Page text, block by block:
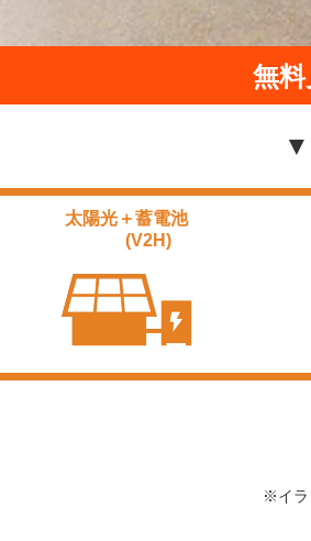
無
▼
太陽光＋蓄電池
(V2H)
※イラ